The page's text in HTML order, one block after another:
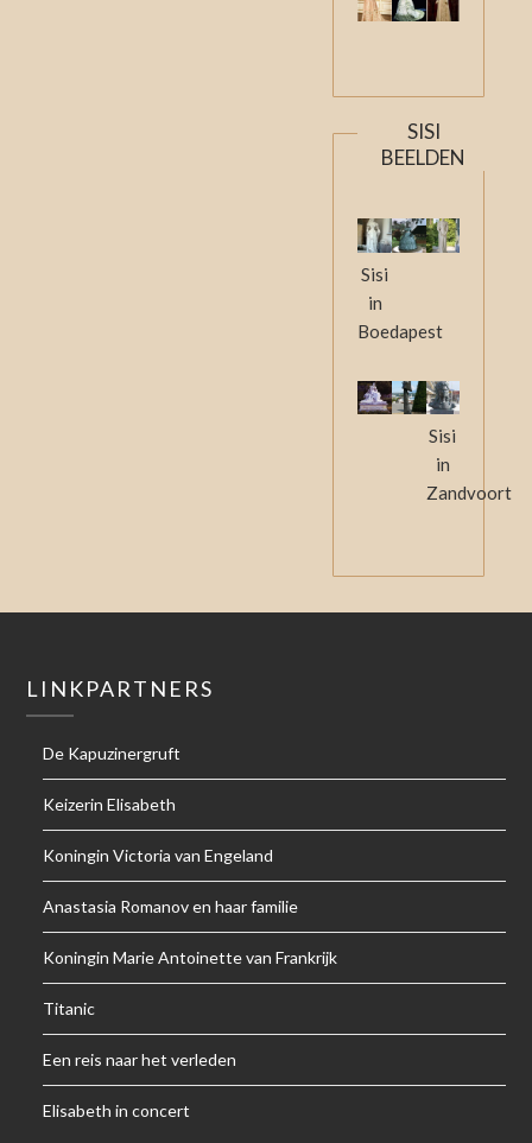
SISI
BEELDEN
Sisi
in
Boedapest
Sisi
in
Zandvoort
LINKPARTNERS
De Kapuzinergruft
Keizerin Elisabeth
Koningin Victoria van Engeland
Anastasia Romanov en haar familie
Koningin Marie Antoinette van Frankrijk
Titanic
Een reis naar het verleden
Elisabeth in concert